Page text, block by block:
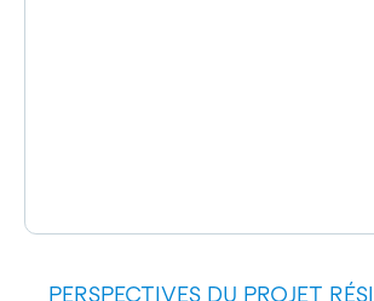
PERSPECTIVES DU PROJET